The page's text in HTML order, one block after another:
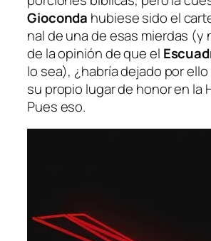
Gioconda hu­bie­se si­do el
nal de una de esas mier­das (y
de la opi­nión de que el
lo sea), ¿ha­bría de­ja­do por
su pro­pio lu­gar de ho­nor en la
Pues eso.